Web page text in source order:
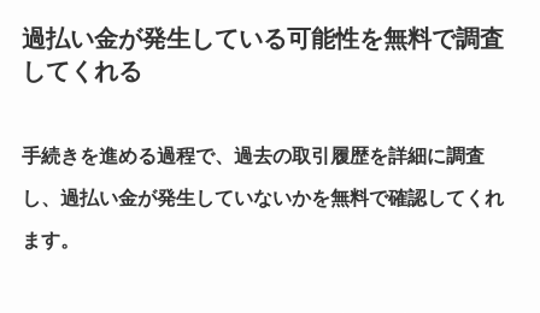
過払い金が発生している可能性を無料で調査
してくれる
手続きを進める過程で、過去の取引履歴を詳細に調査
し、過払い金が発生していないかを無料で確認してくれ
ます。